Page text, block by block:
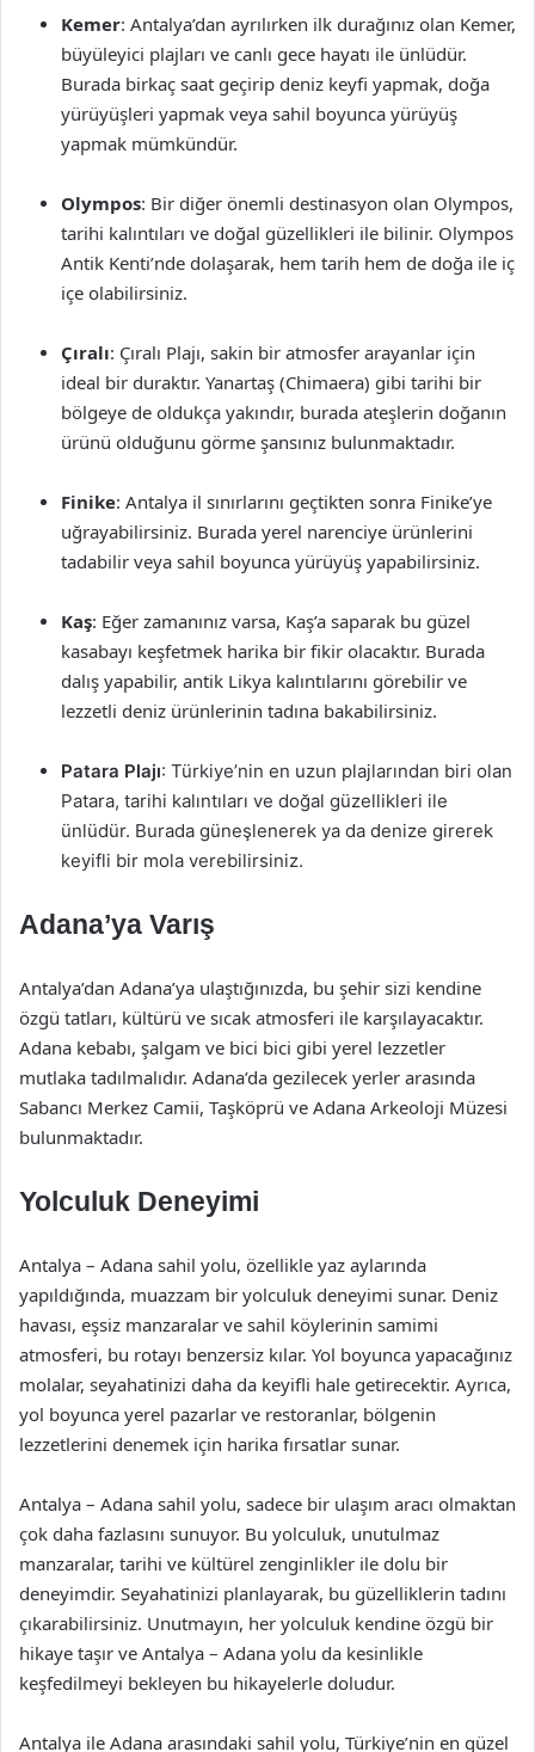
Kemer: Antalya’dan ayrılırken ilk durağınız olan Kemer,
büyüleyici plajları ve canlı gece hayatı ile ünlüdür.
Burada birkaç saat geçirip deniz keyfi yapmak, doğa
yürüyüşleri yapmak veya sahil boyunca yürüyüş
yapmak mümkündür.
Olympos: Bir diğer önemli destinasyon olan Olympos,
tarihi kalıntıları ve doğal güzellikleri ile bilinir. Olympos
Antik Kenti’nde dolaşarak, hem tarih hem de doğa ile iç
içe olabilirsiniz.
Çıralı: Çıralı Plajı, sakin bir atmosfer arayanlar için
ideal bir duraktır. Yanartaş (Chimaera) gibi tarihi bir
bölgeye de oldukça yakındır, burada ateşlerin doğanın
ürünü olduğunu görme şansınız bulunmaktadır.
Finike: Antalya il sınırlarını geçtikten sonra Finike’ye
uğrayabilirsiniz. Burada yerel narenciye ürünlerini
tadabilir veya sahil boyunca yürüyüş yapabilirsiniz.
Kaş: Eğer zamanınız varsa, Kaş’a saparak bu güzel
kasabayı keşfetmek harika bir fikir olacaktır. Burada
dalış yapabilir, antik Likya kalıntılarını görebilir ve
lezzetli deniz ürünlerinin tadına bakabilirsiniz.
Patara Plajı: Türkiye’nin en uzun plajlarından biri olan
Patara, tarihi kalıntıları ve doğal güzellikleri ile
ünlüdür. Burada güneşlenerek ya da denize girerek
keyifli bir mola verebilirsiniz.
Adana’ya Varış
Antalya’dan Adana’ya ulaştığınızda, bu şehir sizi kendine
özgü tatları, kültürü ve sıcak atmosferi ile karşılayacaktır.
Adana kebabı, şalgam ve bici bici gibi yerel lezzetler
mutlaka tadılmalıdır. Adana’da gezilecek yerler arasında
Sabancı Merkez Camii, Taşköprü ve Adana Arkeoloji Müzesi
bulunmaktadır.
Yolculuk Deneyimi
Antalya – Adana sahil yolu, özellikle yaz aylarında
yapıldığında, muazzam bir yolculuk deneyimi sunar. Deniz
havası, eşsiz manzaralar ve sahil köylerinin samimi
atmosferi, bu rotayı benzersiz kılar. Yol boyunca yapacağınız
molalar, seyahatinizi daha da keyifli hale getirecektir. Ayrıca,
yol boyunca yerel pazarlar ve restoranlar, bölgenin
lezzetlerini denemek için harika fırsatlar sunar.
Antalya – Adana sahil yolu, sadece bir ulaşım aracı olmaktan
çok daha fazlasını sunuyor. Bu yolculuk, unutulmaz
manzaralar, tarihi ve kültürel zenginlikler ile dolu bir
deneyimdir. Seyahatinizi planlayarak, bu güzelliklerin tadını
çıkarabilirsiniz. Unutmayın, her yolculuk kendine özgü bir
hikaye taşır ve Antalya – Adana yolu da kesinlikle
keşfedilmeyi bekleyen bu hikayelerle doludur.
Antalya ile Adana arasındaki sahil yolu, Türkiye’nin en güzel